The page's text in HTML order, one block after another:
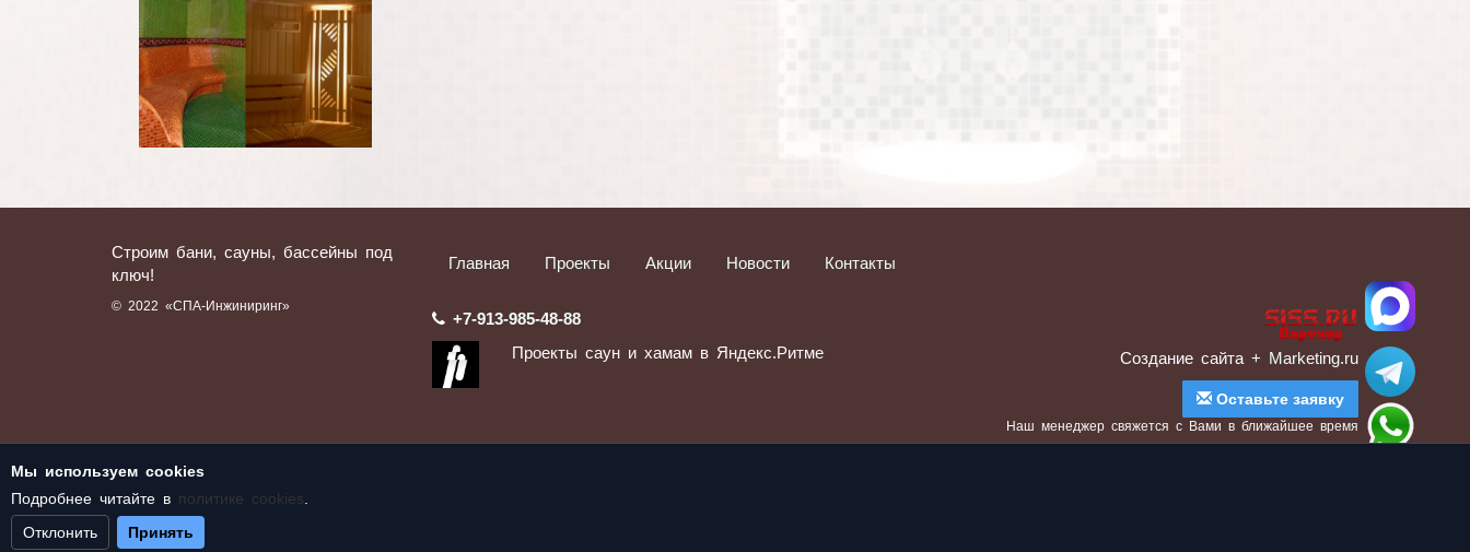
Строим бани, сауны, бассейны под
ключ!
© 2022 «СПА-Инжиниринг»
Главная Проекты Акции Новости Контакты
+7-913-985-48-88
Проекты саун и хамам в Яндекс.Ритме
Создание сайта + Marketing.ru
Оставьте заявку
Наш менеджер свяжется с Вами в ближайшее время
Текущее состояние cookie:
Мы используем cookies
Подробнее читайте в политике cookies
Отклонить
Принять